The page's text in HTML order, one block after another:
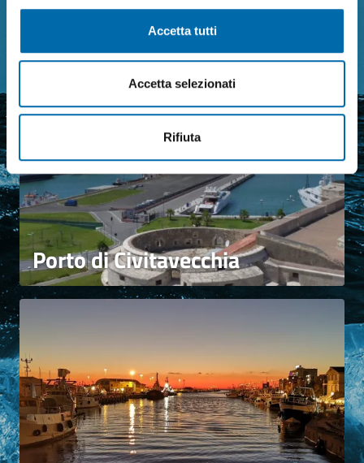
Accetta tutti
Accetta selezionati
Rifiuta
I Nostri Porti
Porto di Civitavecchia